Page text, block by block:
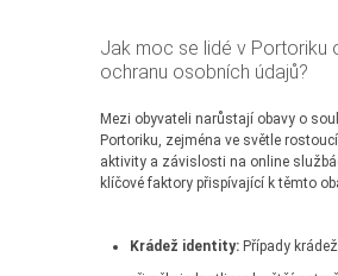
Jak moc se lidé v Portoriku
ochranu osobních údajů?
Mezi obyvateli narůstají obavy o
Portoriku, zejména ve světle
aktivity a závislosti na online
klíčové faktory přispívající k těmto
Krádež identity: Případy